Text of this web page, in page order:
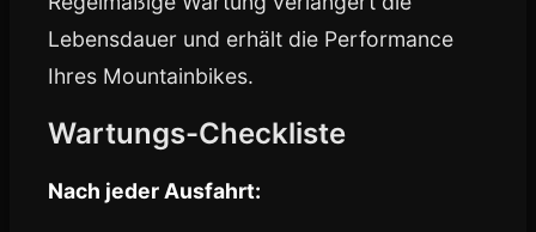
Lebensdauer und erhält die Performance
Ihres Mountainbikes.
Wartungs-Checkliste
Nach jeder Ausfahrt: